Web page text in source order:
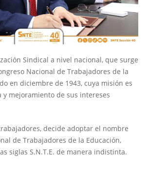
Sindical a nivel nacional, que surge
Nacional de Trabajadores de la
en diciembre de 1943, cuya misión es
y mejoramiento de sus intereses
decide adoptar el nombre
de Trabajadores de la Educación,
siglas S.N.T.E. de manera indistinta.